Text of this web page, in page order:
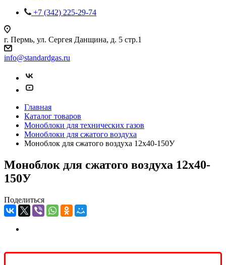
+7 (342) 225-29-74
г. Пермь, ул. Сергея Данщина, д. 5 стр.1
info@standardgas.ru
Главная
Каталог товаров
Моноблоки для технических газов
Моноблоки для сжатого воздуха
Моноблок для сжатого воздуха 12х40-150У
Моноблок для сжатого воздуха 12х40-
150У
Поделиться